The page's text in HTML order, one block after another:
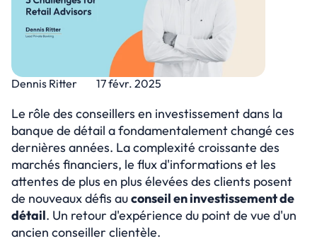
Dennis Ritter 17 févr. 2025
Le rôle des conseillers en investissement dans la
banque de détail a fondamentalement changé ces
dernières années. La complexité croissante des
marchés financiers, le flux d'informations et les
attentes de plus en plus élevées des clients posent
de nouveaux défis au conseil en investissement de
détail. Un retour d'expérience du point de vue d'un
ancien conseiller clientèle.
Regarder le tutoriel d'intégration
Essayer gratuitement
Select Language